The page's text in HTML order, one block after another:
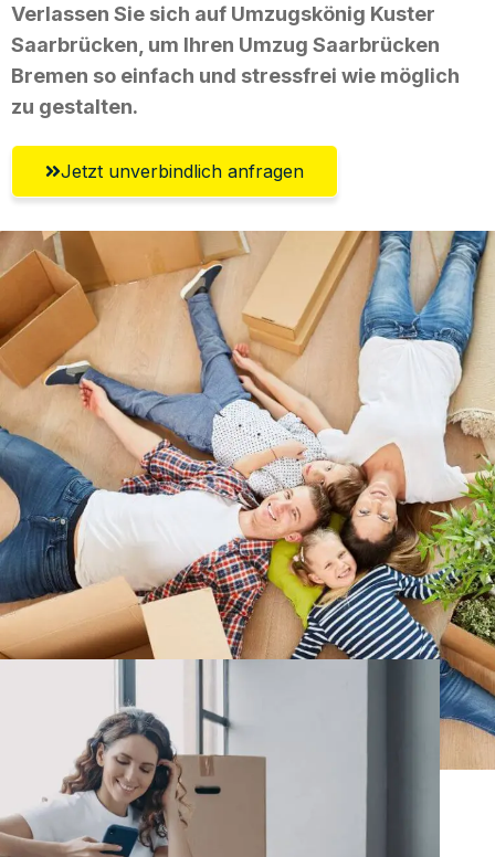
Verlassen Sie sich auf Umzugskönig Kuster
Saarbrücken, um Ihren Umzug Saarbrücken
Bremen so einfach und stressfrei wie möglich
zu gestalten.
Jetzt unverbindlich anfragen